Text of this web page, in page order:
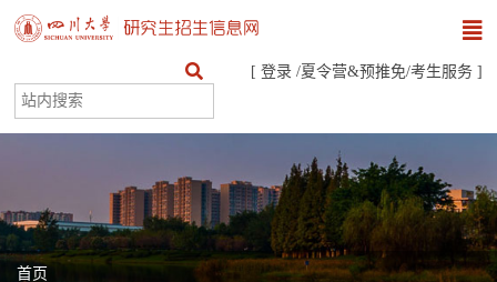
[ 登录 /夏令营&预推免/考生服务 ]
首页